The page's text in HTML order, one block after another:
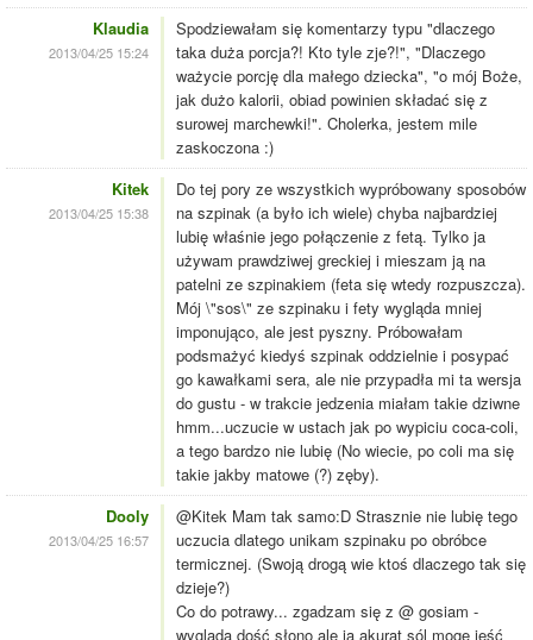
Klaudia
2013/04/25 15:24
Spodziewałam się komentarzy typu "dlaczego
taka duża porcja?! Kto tyle zje?!", "Dlaczego
ważycie porcję dla małego dziecka", "o mój Boże,
jak dużo kalorii, obiad powinien składać się z
surowej marchewki!". Cholerka, jestem mile
zaskoczona :)
Kitek
2013/04/25 15:38
Do tej pory ze wszystkich wypróbowany sposobów
na szpinak (a było ich wiele) chyba najbardziej
lubię właśnie jego połączenie z fetą. Tylko ja
używam prawdziwej greckiej i mieszam ją na
patelni ze szpinakiem (feta się wtedy rozpuszcza).
Mój \"sos\" ze szpinaku i fety wygląda mniej
imponująco, ale jest pyszny. Próbowałam
podsmażyć kiedyś szpinak oddzielnie i posypać
go kawałkami sera, ale nie przypadła mi ta wersja
do gustu - w trakcie jedzenia miałam takie dziwne
hmm...uczucie w ustach jak po wypiciu coca-coli,
a tego bardzo nie lubię (No wiecie, po coli ma się
takie jakby matowe (?) zęby).
Dooly
2013/04/25 16:57
@Kitek Mam tak samo:D Strasznie nie lubię tego
uczucia dlatego unikam szpinaku po obróbce
termicznej. (Swoją drogą wie ktoś dlaczego tak się
dzieje?)
Co do potrawy... zgadzam się z @ gosiam -
wygląda dość słono ale ja akurat sól mogę jeść